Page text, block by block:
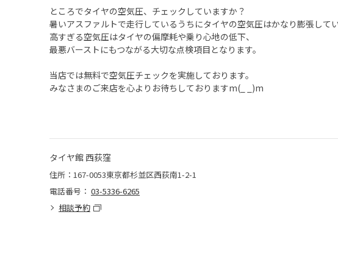
ところでタイヤの空気圧、チェックしていますか？
暑いアスファルトで走行しているうちにタイヤの空気圧はかなり膨張してい
高すぎる空気圧はタイヤの偏摩耗や乗り心地の低下、
最悪バーストにもつながる大切な点検項目となります。
当店では無料で空気圧チェックを実施しております。
みなさまのご来店を心よりお待ちしておりますm(_ _)m
タイヤ館 西荻窪
住所：167-0053東京都杉並区西荻南1-2-1
電話番号： 03-5336-6265
相談予約